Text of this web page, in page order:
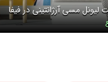
مسی آرژانتینی در فیفا